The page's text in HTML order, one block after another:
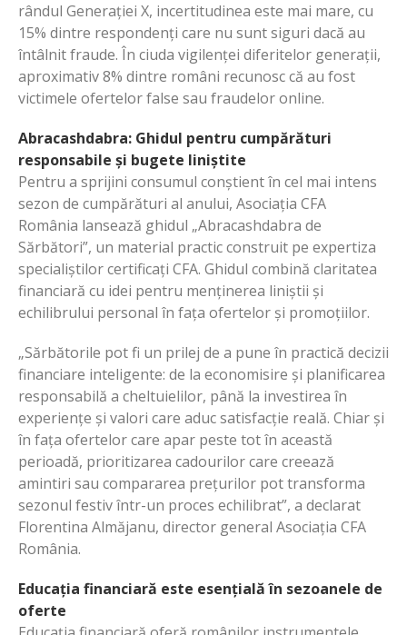
rândul Generației X, incertitudinea este mai mare, cu
15% dintre respondenți care nu sunt siguri dacă au
întâlnit fraude. În ciuda vigilenței diferitelor generații,
aproximativ 8% dintre români recunosc că au fost
victimele ofertelor false sau fraudelor online.
Abracashdabra: Ghidul pentru cumpărături
responsabile și bugete liniștite
Pentru a sprijini consumul conștient în cel mai intens
sezon de cumpărături al anului, Asociația CFA
România lansează ghidul „Abracashdabra de
Sărbători”, un material practic construit pe expertiza
specialiștilor certificați CFA. Ghidul combină claritatea
financiară cu idei pentru menținerea liniștii și
echilibrului personal în fața ofertelor și promoțiilor.
„Sărbătorile pot fi un prilej de a pune în practică decizii
financiare inteligente: de la economisire și planificarea
responsabilă a cheltuielilor, până la investirea în
experiențe și valori care aduc satisfacție reală. Chiar și
în fața ofertelor care apar peste tot în această
perioadă, prioritizarea cadourilor care creează
amintiri sau compararea prețurilor pot transforma
sezonul festiv într-un proces echilibrat”, a declarat
Florentina Almăjanu, director general Asociația CFA
România.
Educația financiară este esențială în sezoanele de
oferte